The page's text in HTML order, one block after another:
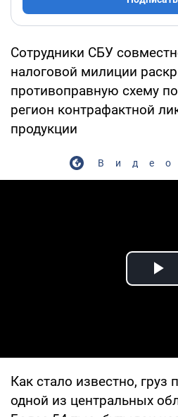
Сотрудники СБУ
налоговой милиции
противоправную схему
регион контрафактной
продукции
Как стало известно, груз
одной из центральных